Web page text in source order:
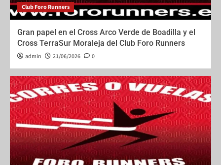
Club Foro Runners
Gran papel en el Cross Arco Verde de Boadilla y el
Cross TerraSur Moraleja del Club Foro Runners
admin 21/06/2026 0